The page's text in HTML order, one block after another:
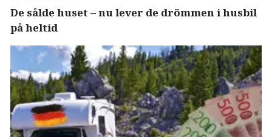
De sålde huset – nu lever de drömmen i husbil
på heltid